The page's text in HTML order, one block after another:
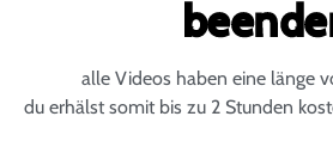
alle Videos haben eine länge
du erhälst somit bis zu 2 Stunden